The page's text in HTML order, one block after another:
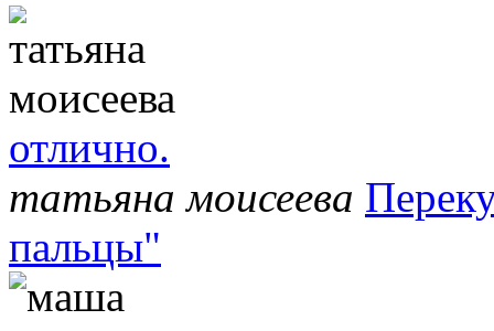
отлично.
татьяна моисеева
пальцы"